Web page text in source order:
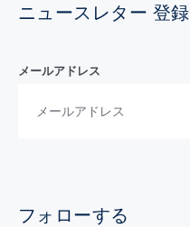
ニュースレター 登録
メールアドレス
フォローする